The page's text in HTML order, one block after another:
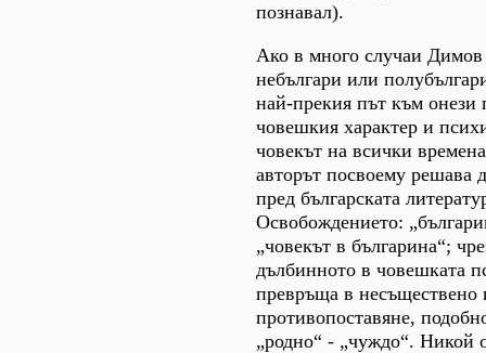
познавал).
Ако в много случаи Димов
небългари или
най-прекия път към онези
човешкия характер и
човекът на всички
авторът посвоему решава
пред българската
Освобождението:
„човекът в българина“;
дълбинното в човешката
превръща в несъществено
противопоставяне,
„родно“ - „чуждо“. Никой